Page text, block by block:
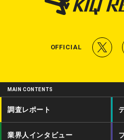
OFFICIAL
T
i
t
f
MAIN CONTENTS
調査レポート
業界人インタビュー